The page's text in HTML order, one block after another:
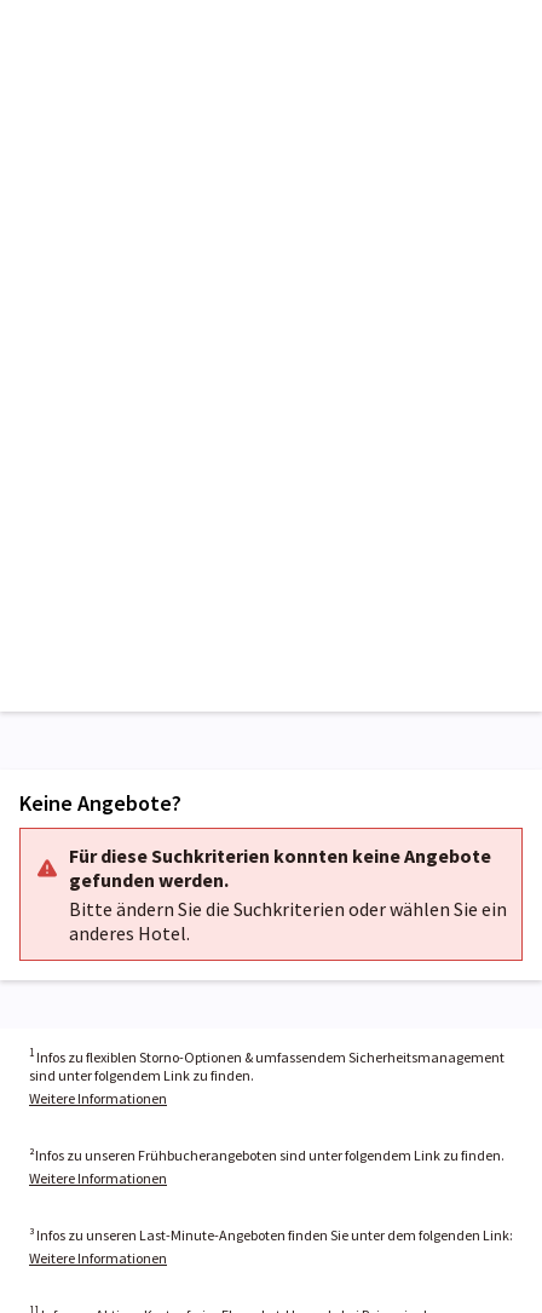
Keine Angebote?
Für diese Suchkriterien konnten keine Angebote
gefunden werden.
Bitte ändern Sie die Suchkriterien oder wählen Sie ein
anderes Hotel.
1 Infos zu flexiblen Storno-Optionen & umfassendem Sicherheitsmanagement
sind unter folgendem Link zu finden.
Weitere Informationen
²Infos zu unseren Frühbucherangeboten sind unter folgendem Link zu finden.
Weitere Informationen
³ Infos zu unseren Last-Minute-Angeboten finden Sie unter dem folgenden Link:
Weitere Informationen